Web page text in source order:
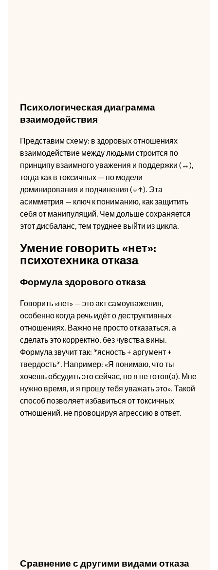
Психологическая диаграмма
взаимодействия
Представим схему: в здоровых отношениях
взаимодействие между людьми строится по
принципу взаимного уважения и поддержки (↔),
тогда как в токсичных — по модели
доминирования и подчинения (↓↑). Эта
асимметрия — ключ к пониманию, как защитить
себя от манипуляций. Чем дольше сохраняется
этот дисбаланс, тем труднее выйти из цикла.
Умение говорить «нет»:
психотехника отказа
Формула здорового отказа
Говорить «нет» — это акт самоуважения,
особенно когда речь идёт о деструктивных
отношениях. Важно не просто отказаться, а
сделать это корректно, без чувства вины.
Формула звучит так: *ясность + аргумент +
твердость*. Например: «Я понимаю, что ты
хочешь обсудить это сейчас, но я не готов(а). Мне
нужно время, и я прошу тебя уважать это». Такой
способ позволяет избавиться от токсичных
отношений, не провоцируя агрессию в ответ.
Сравнение с другими видами отказа